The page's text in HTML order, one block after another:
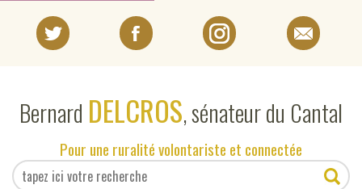
Bernard DELCROS, sénateur du Cantal
Pour une ruralité volontariste et connectée
EN DIRECT DU SÉNAT
EN DIRECT DU CANTAL